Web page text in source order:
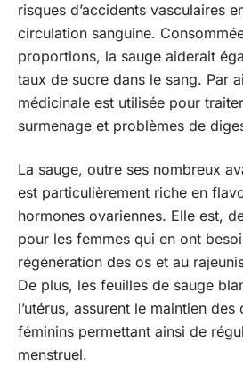
risques d’accidents vasculaires
circulation sanguine.
proportions, la sauge aiderait
taux de sucre dans le sang. Par
médicinale est utilisée pour
surmenage et problèmes de
La sauge, outre ses nombreux
est particulièrement riche en
hormones ovariennes. Elle est,
pour les femmes qui en ont
régénération des os et au
De plus, les feuilles de sauge
l’utérus, assurent le maintien
féminins permettant ainsi de
menstruel.